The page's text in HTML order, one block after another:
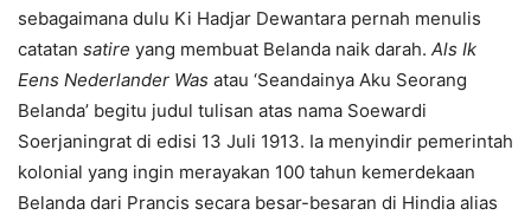
sebagaimana dulu Ki Hadjar Dewantara pernah menulis
catatan satire yang membuat Belanda naik darah. Als Ik
Eens Nederlander Was atau ‘Seandainya Aku Seorang
Belanda’ begitu judul tulisan atas nama Soewardi
Soerjaningrat di edisi 13 Juli 1913. Ia menyindir pemerintah
kolonial yang ingin merayakan 100 tahun kemerdekaan
Belanda dari Prancis secara besar-besaran di Hindia alias